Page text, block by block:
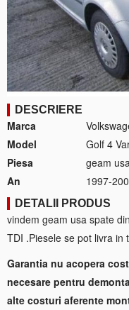
DESCRIERE
Marca
Model
Golf 4
Piesa
geam
An
1997-
DETALII PRODUS
vindem geam usa spate
TDI .Piesele se pot livra in
Garantia nu acopera
necesare pentru
alte costuri aferente